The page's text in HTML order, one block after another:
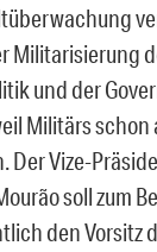
Militarisierung
und der
Militärs schon
Der Vize-
soll zum
den Vorsitz